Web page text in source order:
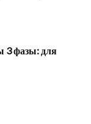
3 фазы: для